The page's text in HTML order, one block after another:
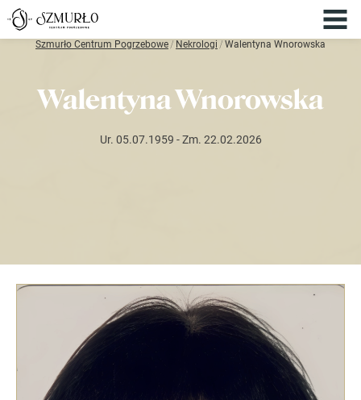
Szmurło Centrum Pogrzebowe / Nekrologi / Walentyna Wnorowska
Walentyna Wnorowska
Ur. 05.07.1959 - Zm. 22.02.2026